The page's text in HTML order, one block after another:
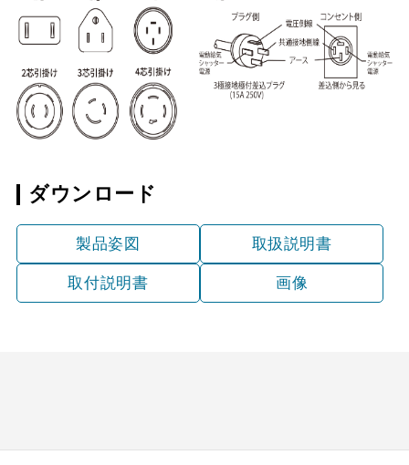
ダウンロード
製品姿図 取扱説明書
取付説明書 画像